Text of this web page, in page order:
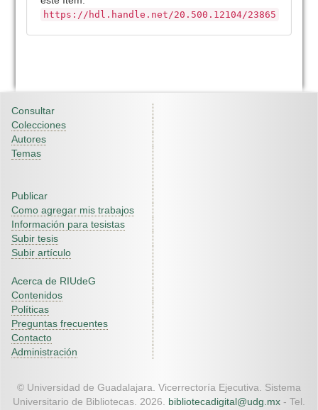
https://hdl.handle.net/20.500.12104/23865
Consultar
Colecciones
Autores
Temas
Publicar
Como agregar mis trabajos
Información para tesistas
Subir tesis
Subir artículo
Acerca de RIUdeG
Contenidos
Políticas
Preguntas frecuentes
Contacto
Administración
© Universidad de Guadalajara. Vicerrectoría Ejecutiva. Sistema
Universitario de Bibliotecas. 2026. bibliotecadigital@udg.mx - Tel.